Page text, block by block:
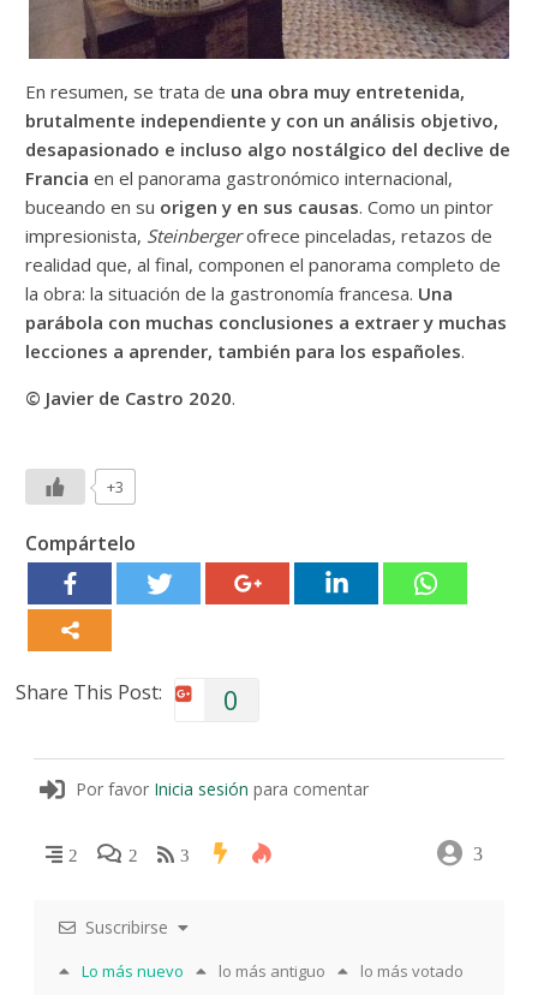
En resumen, se trata de una obra muy entretenida,
brutalmente independiente y con un análisis objetivo,
desapasionado e incluso algo nostálgico del declive de
Francia en el panorama gastronómico internacional,
buceando en su origen y en sus causas. Como un pintor
impresionista, Steinbergerofrece pinceladas, retazos de
realidad que, al final, componen el panorama completo de
la obra: la situación de la gastronomía francesa. Una
parábola con muchas conclusiones a extraer y muchas
lecciones a aprender, también para los españoles.
© Javier de Castro 2020.
+3
Compártelo
Share This Post: 0
Por favor Inicia sesión para comentar
2 2 3 3
Suscribirse
Lo más nuevo lo más antiguo lo más votado